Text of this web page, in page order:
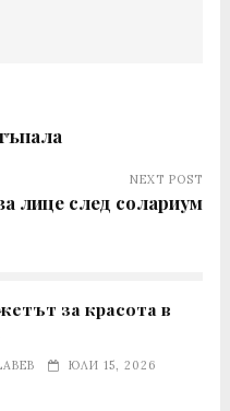
NEXT POST
лице след солариум
за красота в
ЮЛИ 15, 2026